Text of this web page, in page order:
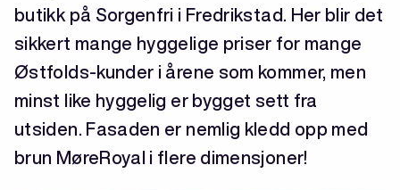
butikk på Sorgenfri i Fredrikstad. Her blir det
sikkert mange hyggelige priser for mange
Østfolds-kunder i årene som kommer, men
minst like hyggelig er bygget sett fra
utsiden. Fasaden er nemlig kledd opp med
brun MøreRoyal i flere dimensjoner!